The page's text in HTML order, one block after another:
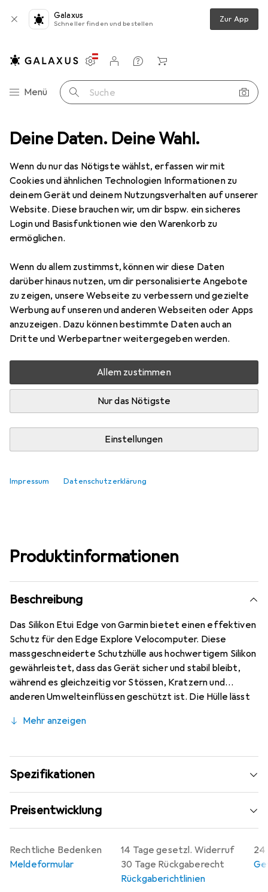
Deine Daten. Deine Wahl.
Wenn du nur das Nötigste wählst, erfassen wir mit
Cookies und ähnlichen Technologien Informationen zu
deinem Gerät und deinem Nutzungsverhalten auf unserer
Website. Diese brauchen wir, um dir bspw. ein sicheres
Login und Basisfunktionen wie den Warenkorb zu
ermöglichen.
Wenn du allem zustimmst, können wir diese Daten
darüber hinaus nutzen, um dir personalisierte Angebote
zu zeigen, unsere Webseite zu verbessern und gezielte
Werbung auf unseren und anderen Webseiten oder Apps
anzuzeigen. Dazu können bestimmte Daten auch an
Dritte und Werbepartner weitergegeben werden.
Allem zustimmen
Nur das Nötigste
Einstellungen
Impressum Datenschutzerklärung
Galaxus
Schneller finden und bestellen Zur App
Navigation nach Kategorien
Menü Suche
Einstellungen
Kundenkonto
Vergleichslisten
Merklisten
Warenkorb
+ Navigation Velocomputer Zubehör Garmin Silikon Etui Edge
7 Bilder
−45%
Garmin Silikon Etui Edge
Preis in EUR inkl. MwSt.
EUR
8,72
12
Bewertungen
Nur 1 Stück an Lager
In den Warenkorb
Produktinformationen
Beschreibung
Das Silikon Etui Edge von Garmin bietet einen effektiven
Schutz für den Edge Explore Velocomputer. Diese
massgeschneiderte Schutzhülle aus hochwertigem Silikon
gewährleistet, dass das Gerät sicher und stabil bleibt,
während es gleichzeitig vor Stössen, Kratzern und
anderen Umwelteinflüssen geschützt ist. Die Hülle lässt
Handhabung ermöglicht. Das schlichte, schwarze Design
sorgt dafür, dass der Edge Explore auch in der Hülle gut
aussieht. Die Verwendung von Silikon als Material sorgt
für eine angenehme Haptik und eine rutschfeste
verbessert. Diese Schutzhülle ist eine praktische
Ergänzung für alle, die ihren Velocomputer optimal
Mehr anzeigen
Spezifikationen
Preisentwicklung
14 Tage gesetzl. Widerruf
30 Tage Rückgaberecht
Rückgaberichtlinien
24
Rechtliche Bedenken
Meldeformular